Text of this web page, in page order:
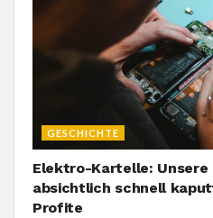
GESCHICHTE
Elektro-Kartelle: Unsere
absichtlich schnell
Profite